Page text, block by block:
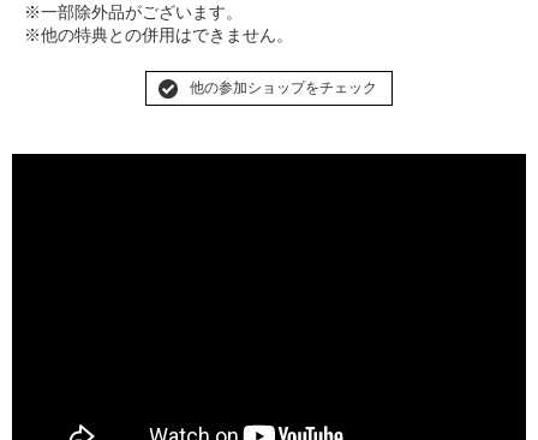
※一部除外品がございます。
※他の特典との併用はできません。
他の参加ショップをチェック